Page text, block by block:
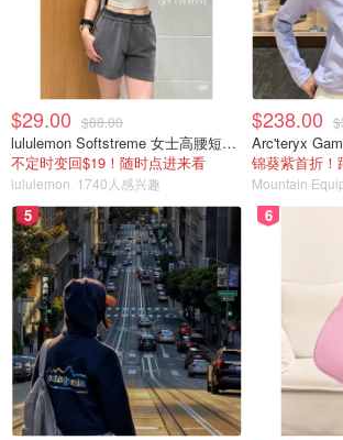
保释条例再次被捕，
OOliviaZZ
10年前震惊万锦华人
案要翻案了？上诉案
Miability
$29.00 $88.00
lululemon Softstreme 女士高腰短裤 10cm
不定时变回$19！随时点进来看
lululemon 1740人感兴趣
$238.00
锦葵紫首折！
5 6